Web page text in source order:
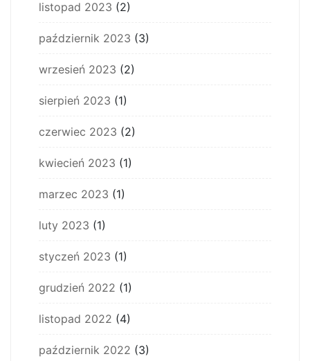
listopad 2023 (2)
październik 2023 (3)
wrzesień 2023 (2)
sierpień 2023 (1)
czerwiec 2023 (2)
kwiecień 2023 (1)
marzec 2023 (1)
luty 2023 (1)
styczeń 2023 (1)
grudzień 2022 (1)
listopad 2022 (4)
październik 2022 (3)